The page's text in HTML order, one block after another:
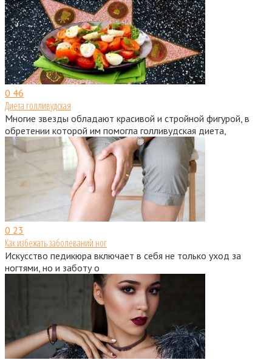
0 46
Диета голливудская
Многие звезды обладают красивой и стройной фигурой, в
обретении которой им помогла голливудская диета,
0 23
Как избежать заболеваний ног
Искусство педикюра включает в себя не только уход за
ногтями, но и заботу о